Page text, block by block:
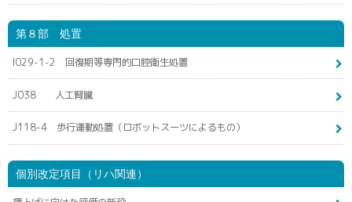
第８部 処置
I029-1-2 回復期等専門的口腔衛生処置
J038 人工腎臓
J118-4 歩行運動処置（ロボットスーツによるもの）
個別改定項目（リハ関連）